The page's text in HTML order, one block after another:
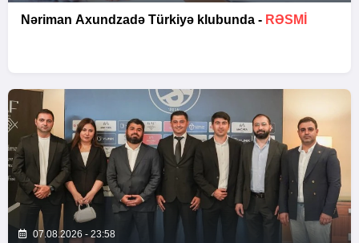
Nəriman Axundzadə Türkiyə klubunda - RƏSMİ
07.08.2026 - 23:58